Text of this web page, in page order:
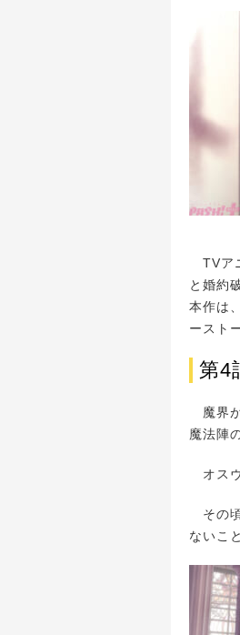
TVア
と婚約
本作は
ースト
第4
魔界
魔法陣
オス
その
ないこ